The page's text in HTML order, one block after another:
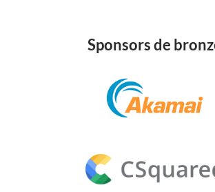
Sponsors de